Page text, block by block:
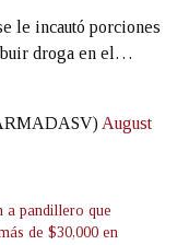
le incautó porciones
droga en el…
August
a pandillero que
de $30,000 en